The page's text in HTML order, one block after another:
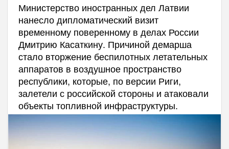
Министерство иностранных дел Латвии
нанесло дипломатический визит
временному поверенному в делах России
Дмитрию Касаткину. Причиной демарша
стало вторжение беспилотных летательных
аппаратов в воздушное пространство
республики, которые, по версии Риги,
залетели с российской стороны и атаковали
объекты топливной инфраструктуры.